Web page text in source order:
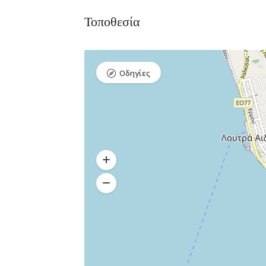
Τοποθεσία
Οδηγίες